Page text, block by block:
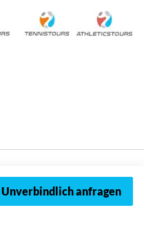
Unverbindlich anfragen